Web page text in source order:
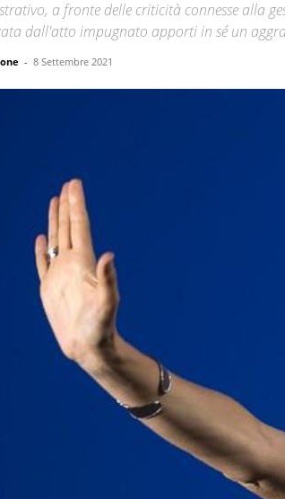
a fronte delle criticità connesse alla
dall'atto impugnato apporti in sé un
- 8 Settembre 2021